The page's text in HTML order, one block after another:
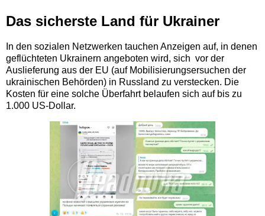
Das sicherste Land für Ukrainer
In den sozialen Netzwerken tauchen Anzeigen auf, in denen
geflüchteten Ukrainern angeboten wird, sich vor der
Auslieferung aus der EU (auf Mobilisierungsersuchen der
ukrainischen Behörden) in Russland zu verstecken. Die
Kosten für eine solche Überfahrt belaufen sich auf bis zu
1.000 US-Dollar.